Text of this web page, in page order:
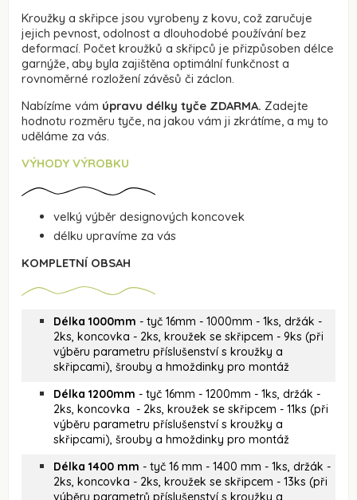
Kroužky a skřipce jsou vyrobeny z kovu, což zaručuje
jejich pevnost, odolnost a dlouhodobé používání bez
deformací. Počet kroužků a skřipců je přizpůsoben délce
garnýže, aby byla zajištěna optimální funkčnost a
rovnoměrné rozložení závěsů či záclon.
Nabízíme vám úpravu délky tyče ZDARMA. Zadejte
hodnotu rozměru tyče, na jakou vám ji zkrátíme, a my to
uděláme za vás.
VÝHODY VÝROBKU
velký výběr designových koncovek
délku upravíme za vás
KOMPLETNÍ OBSAH
Délka 1000mm - tyč 16mm - 1000mm - 1ks, držák -
2ks, koncovka - 2ks, kroužek se skřipcem - 9ks (při
výběru parametru příslušenství s kroužky a
skřipcami), šrouby a hmoždinky pro montáž
Délka 1200mm - tyč 16mm - 1200mm - 1ks, držák -
2ks, koncovka - 2ks, kroužek se skřipcem - 11ks (při
výběru parametru příslušenství s kroužky a
skřipcami), šrouby a hmoždinky pro montáž
Délka 1400 mm - tyč 16 mm - 1400 mm - 1ks, držák -
2ks, koncovka - 2ks, kroužek se skřipcem - 13ks (při
výběru parametrů příslušenství s kroužky a